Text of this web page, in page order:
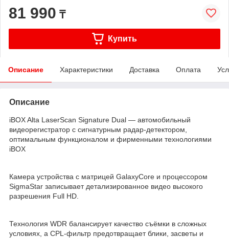
81 990 ₸
Купить
Описание Характеристики Доставка Оплата
Описание
iBOX Alta LaserScan Signature Dual — автомобильный
видеорегистратор с сигнатурным радар-детектором,
оптимальным функционалом и фирменными технологиями
iBOX
Камера устройства с матрицей GalaxyCore и процессором
SigmaStar записывает детализированное видео высокого
разрешения Full HD.
Технология WDR балансирует качество съёмки в сложных
условиях, а CPL-фильтр предотвращает блики, засветы и